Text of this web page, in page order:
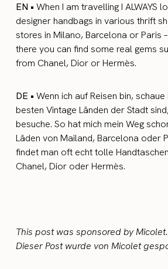
EN •When I am travelling I ALWAYS
designer handbags in various thrift
stores in Milano, Barcelona or Paris
there you can find some real gems
from Chanel, Dior or Hermès.
DE •Wenn ich auf Reisen bin,
besten Vintage Länden der Stadt
besuche. So hat mich mein Weg
Läden von Mailand, Barcelona oder
findet man oft echt tolle
Chanel, Dior oder Hermès.
This post was sponsored by Micolet.
Dieser Post wurde von Micolet